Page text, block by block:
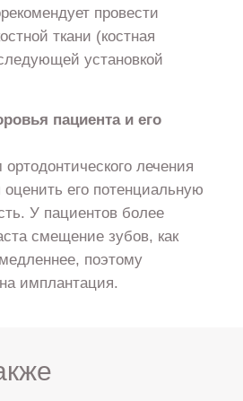
провести
ткани (костная
установкой
пациента и его
лечения
оценить его потенциальную
У пациентов более
смещение зубов, как
поэтому
имплантация.